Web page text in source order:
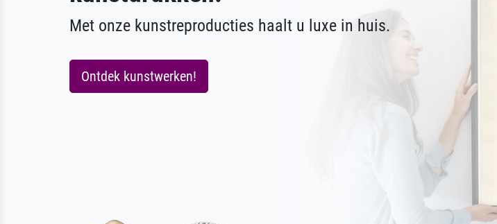
Met onze kunstreproducties haalt u luxe in huis.
Ontdek kunstwerken!